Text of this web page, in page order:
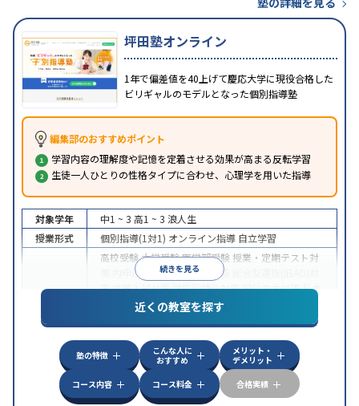
坪田塾オンライン
1年で偏差値を40上げて慶応大学に現役合格した
ビリギャルのモデルとなった個別指導塾
編集部のおすすめポイント
学習内容の理解度や記憶を定着させる効果が高まる反転学習
生徒一人ひとりの性格タイプに合わせ、心理学を用いた指導
続きを見る
対象学年 中1 ~ 3 高1 ~ 3 浪人生
授業形式
個別指導(1対1) オンライン指導 自立学習
高校受験大学受験医学部受験 授業・定期テスト対
内申点対策学習習慣の定着
策推薦入試対策学校別特化対策国公立大対策私大
共通テスト対策英検(英語検定)対策
その
特徴
中高一貫校生に対応授業の振替可能 不登校生に対
学習にPC・タブレットを利用オンライン対応
科目から受講可能季節講習のみの受講可発達障害
の子どもに対応
近くの教室を探す
塾の特徴
こんな人に
おすすめ
メリット・
デメリット
コース内容
コース料金 合格実績